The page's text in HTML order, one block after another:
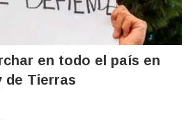
en todo el país en
de Tierras